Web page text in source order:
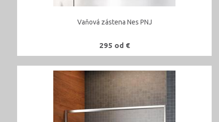
Vaňová zástena Nes PNJ
295 od €